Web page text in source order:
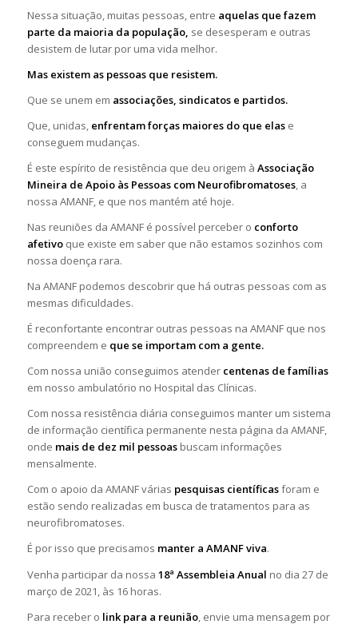
Nessa situação, muitas pessoas, entre aquelas que fazem
parte da maioria da população, se desesperam e outras
desistem de lutar por uma vida melhor.
Mas existem as pessoas que resistem.
Que se unem em associações, sindicatos e partidos.
Que, unidas, enfrentam forças maiores do que elase
conseguem mudanças.
É este espírito de resistência que deu origem à Associação
Mineira de Apoio às Pessoas com Neurofibromatoses, a
nossa AMANF, e que nos mantém até hoje.
Nas reuniões da AMANF é possível perceber o conforto
afetivoque existe em saber que não estamos sozinhos com
nossa doença rara.
Na AMANF podemos descobrir que há outras pessoas com as
mesmas dificuldades.
É reconfortante encontrar outras pessoas na AMANF que nos
compreendem e que se importam com a gente.
Com nossa união conseguimos atender centenas de famílias
em nosso ambulatório no Hospital das Clínicas.
Com nossa resistência diária conseguimos manter um sistema
de informação científica permanente nesta página da AMANF,
onde mais de dez mil pessoasbuscam informações
mensalmente.
Com o apoio da AMANF várias pesquisas científicasforam e
estão sendo realizadas em busca de tratamentos para as
neurofibromatoses.
É por isso que precisamos manter a AMANF viva.
Venha participar da nossa 18ª Assembleia Anual no dia 27 de
março de 2021, às 16 horas.
Para receber o link para a reunião, envie uma mensagem por